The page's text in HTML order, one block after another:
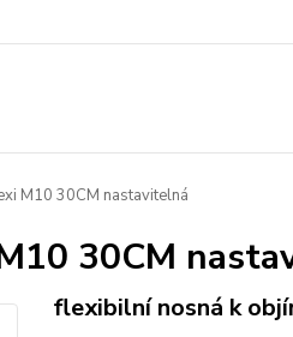
M10 30CM nastavitelná
30CM
flexibilní nosná k